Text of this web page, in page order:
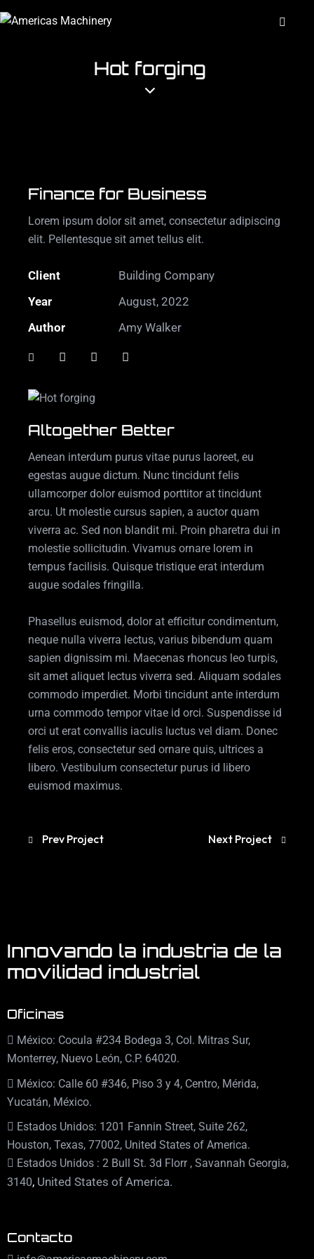
Hot forging
Finance for Business
Lorem ipsum dolor sit amet, consectetur adipiscing
elit. Pellentesque sit amet tellus elit.
Client
Building Company
Year
August, 2022
Author
Amy Walker
Altogether Better
Aenean interdum purus vitae purus laoreet, eu
egestas augue dictum. Nunc tincidunt felis
ullamcorper dolor euismod porttitor at tincidunt
arcu. Ut molestie cursus sapien, a auctor quam
viverra ac. Sed non blandit mi. Proin pharetra dui in
molestie sollicitudin. Vivamus ornare lorem in
tempus facilisis. Quisque tristique erat interdum
augue sodales fringilla.
Phasellus euismod, dolor at efficitur condimentum,
neque nulla viverra lectus, varius bibendum quam
sapien dignissim mi. Maecenas rhoncus leo turpis,
sit amet aliquet lectus viverra sed. Aliquam sodales
commodo imperdiet. Morbi tincidunt ante interdum
urna commodo tempor vitae id orci. Suspendisse id
orci ut erat convallis iaculis luctus vel diam. Donec
felis eros, consectetur sed ornare quis, ultrices a
libero. Vestibulum consectetur purus id libero
euismod maximus.
Prev Project Next Project
Innovando la industria de la
movilidad industrial
Oficinas
México: Cocula #234 Bodega 3, Col. Mitras Sur,
Monterrey, Nuevo León, C.P. 64020.
México: Calle 60 #346, Piso 3 y 4, Centro, Mérida,
Yucatán, México.
Estados Unidos: 1201 Fannin Street, Suite 262,
Houston, Texas, 77002, United States of America.
Estados Unidos : 2 Bull St. 3d Florr , Savannah Georgia,
3140, United States of America.
Contacto